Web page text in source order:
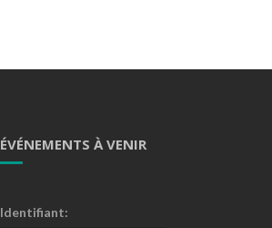
ÉVÉNEMENTS À VENIR
Identifiant: